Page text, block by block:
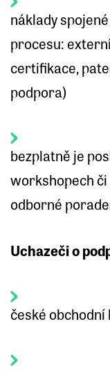
náklady
procesu:
certifikace,
podpora)
bezplatně je
workshopech
odborné
Uchazeči o
české obchodní